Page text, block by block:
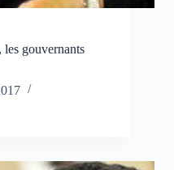
les gouvernants